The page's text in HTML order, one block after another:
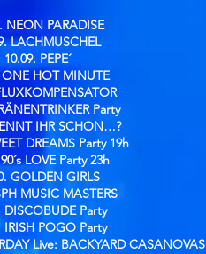
NEON PARADISE
LACHMUSCHEL
10.09. PEPE´
ONE HOT MINUTE
Party
IHR SCHON…?
DREAMS Party 19h
LOVE Party 23h
GOLDEN GIRLS
MUSIC MASTERS
DISCOBUDE Party
IRISH POGO Party
Live: BACKYARD CASANOVAS